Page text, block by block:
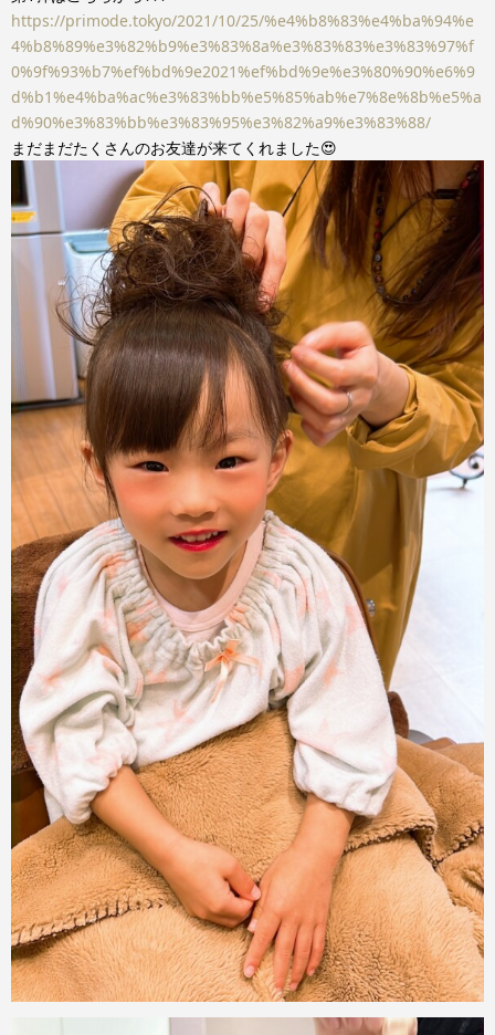
https://primode.tokyo/2021/10/25/%e4%b8%83%e4%ba%94%e
4%b8%89%e3%82%b9%e3%83%8a%e3%83%83%e3%83%97%f
0%9f%93%b7%ef%bd%9e2021%ef%bd%9e%e3%80%90%e6%9
d%b1%e4%ba%ac%e3%83%bb%e5%85%ab%e7%8e%8b%e5%a
d%90%e3%83%bb%e3%83%95%e3%82%a9%e3%83%88/
まだまだたくさんのお友達が来てくれました😍